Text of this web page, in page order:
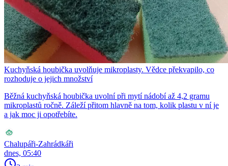
Kuchyňská houbička uvolňuje mikroplasty. Vědce překvapilo, co
rozhoduje o jejich množství
Běžná kuchyňská houbička uvolní při mytí nádobí až 4,2 gramu
mikroplastů ročně. Záleží přitom hlavně na tom, kolik plastu v ní je
a jak moc ji opotřebíte.
Chalupáři-Zahrádkáři
dnes, 05:40